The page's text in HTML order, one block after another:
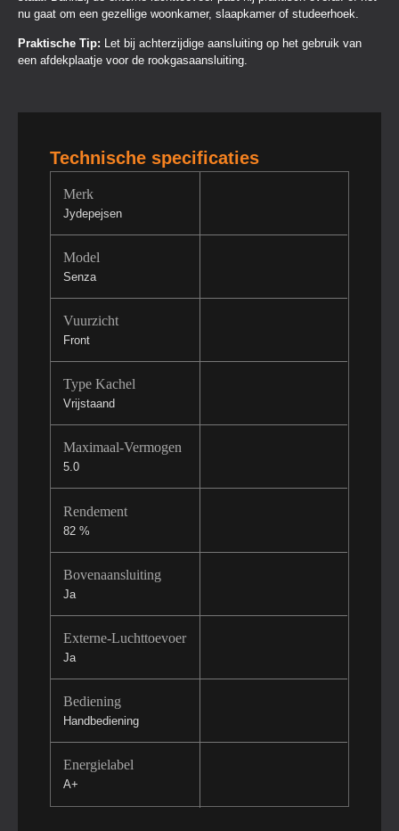
nu gaat om een gezellige woonkamer, slaapkamer of studeerhoek.
Praktische Tip: Let bij achterzijdige aansluiting op het gebruik van
een afdekplaatje voor de rookgasaansluiting.
Technische specificaties
Merk
Jydepejsen
Model
Senza
Vuurzicht
Front
Type Kachel
Vrijstaand
Maximaal-Vermogen
5.0
Rendement
82 %
Bovenaansluiting
Ja
Externe-Luchttoevoer
Ja
Bediening
Handbediening
Energielabel
A+